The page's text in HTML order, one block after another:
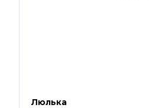
Люлька